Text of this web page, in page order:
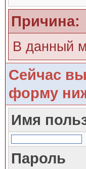
Причина:
В данный
Сейчас
форму
Имя
Пароль